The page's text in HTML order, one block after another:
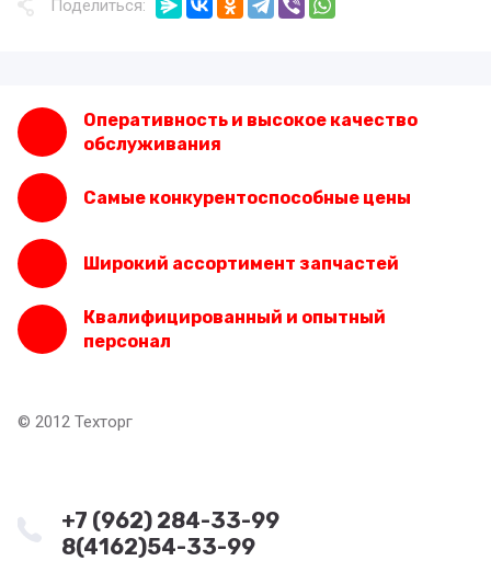
Поделиться:
Оперативность и высокое качество
обслуживания
Самые конкурентоспособные цены
Широкий ассортимент запчастей
Квалифицированный и опытный
персонал
© 2012 Техторг
+7 (962) 284-33-99
8(4162)54-33-99